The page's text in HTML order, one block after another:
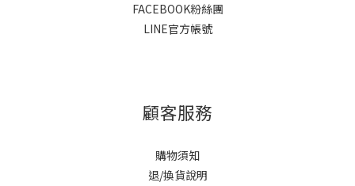
FACEBOOK粉絲團
LINE官方帳號
顧客服務
購物須知
退/換貨說明